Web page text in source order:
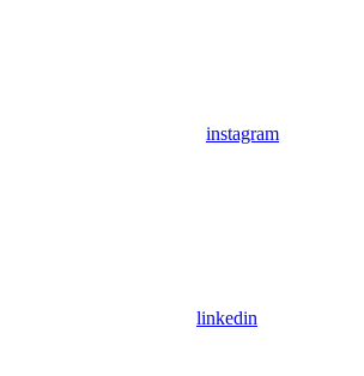
instagram
linkedin